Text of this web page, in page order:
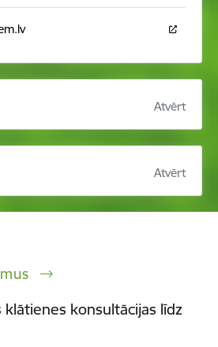
Atvērt
Atvērt
konsultācijas līdz